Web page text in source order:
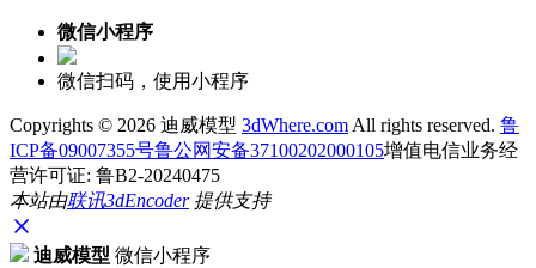
微信小程序
微信扫码，使用小程序
Copyrights © 2026 迪威模型 3dWhere.com All rights reserved. 鲁
ICP备09007355号鲁公网安备37100202000105增值电信业务经
营许可证: 鲁B2-20240475
本站由联讯3dEncoder提供支持
迪威模型 微信小程序